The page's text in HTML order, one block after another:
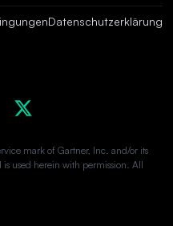
Datenschutzerklärung
mark of Gartner, Inc. and/or its
used herein with permission. All